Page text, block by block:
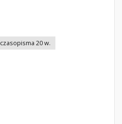
czasopisma 20 w.